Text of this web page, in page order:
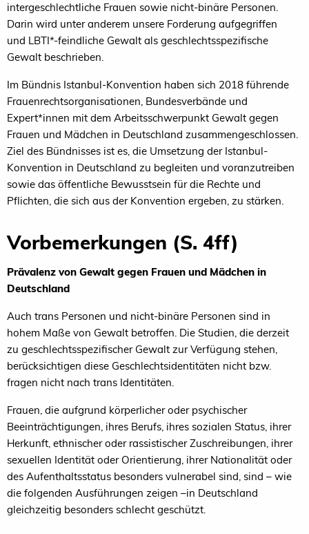
intergeschlechtliche Frauen sowie nicht-binäre Personen.
Darin wird unter anderem unsere Forderung aufgegriffen
und LBTI*-feindliche Gewalt als geschlechtsspezifische
Gewalt beschrieben.
Im Bündnis Istanbul-Konvention haben sich 2018 führende
Frauenrechtsorganisationen, Bundesverbände und
Expert*innen mit dem Arbeitsschwerpunkt Gewalt gegen
Frauen und Mädchen in Deutschland zusammengeschlossen.
Ziel des Bündnisses ist es, die Umsetzung der Istanbul-
Konvention in Deutschland zu begleiten und voranzutreiben
sowie das öffentliche Bewusstsein für die Rechte und
Pflichten, die sich aus der Konvention ergeben, zu stärken.
Vorbemerkungen (S. 4ff)
Prävalenz von Gewalt gegen Frauen und Mädchen in
Deutschland
Auch trans Personen und nicht-binäre Personen sind in
hohem Maße von Gewalt betroffen. Die Studien, die derzeit
zu geschlechtsspezifischer Gewalt zur Verfügung stehen,
berücksichtigen diese Geschlechtsidentitäten nicht bzw.
fragen nicht nach trans Identitäten.
Frauen, die aufgrund körperlicher oder psychischer
Beeinträchtigungen, ihres Berufs, ihres sozialen Status, ihrer
Herkunft, ethnischer oder rassistischer Zuschreibungen, ihrer
sexuellen Identität oder Orientierung, ihrer Nationalität oder
des Aufenthaltsstatus besonders vulnerabel sind, sind – wie
die folgenden Ausführungen zeigen –in Deutschland
gleichzeitig besonders schlecht geschützt.